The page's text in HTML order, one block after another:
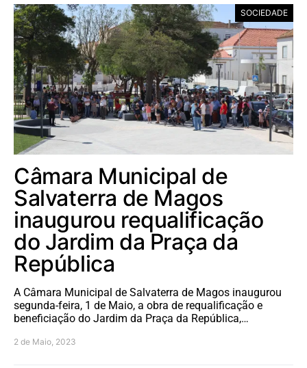
SOCIEDADE
Câmara Municipal de
Salvaterra de Magos
inaugurou requalificação
do Jardim da Praça da
República
A Câmara Municipal de Salvaterra de Magos inaugurou
segunda-feira, 1 de Maio, a obra de requalificação e
beneficiação do Jardim da Praça da República,…
2 de Maio, 2023